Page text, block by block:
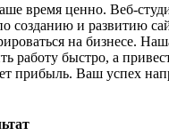
время ценно. Веб-
созданию и развитию
на бизнесе.
работу быстро, а
прибыль. Ваш успех